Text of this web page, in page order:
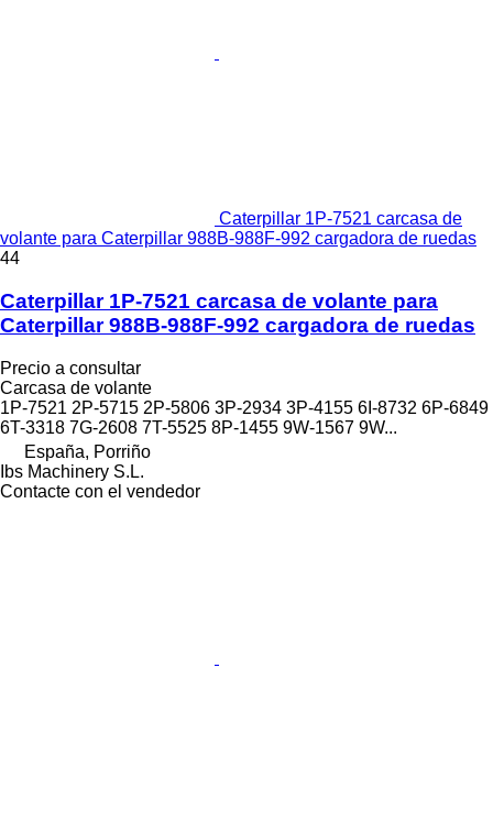
Caterpillar 1P-7521 carcasa de
volante para Caterpillar 988B-988F-992 cargadora de ruedas
44
Caterpillar 1P-7521 carcasa de volante para
Caterpillar 988B-988F-992 cargadora de ruedas
Precio a consultar
Carcasa de volante
1P-7521 2P-5715 2P-5806 3P-2934 3P-4155 6I-8732 6P-6849
6T-3318 7G-2608 7T-5525 8P-1455 9W-1567 9W...
España, Porriño
Ibs Machinery S.L.
Contacte con el vendedor